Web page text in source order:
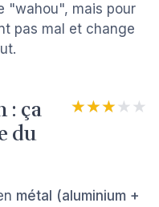
"wahou", mais pour
pas mal et change
: ça
du
★★★★★
★★★★★
métal (aluminium +